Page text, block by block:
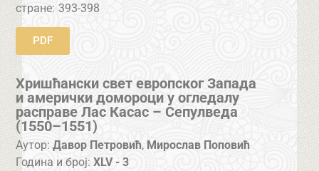
стране: 393-398
PDF
Хришћански свет европског Запада
и амерички домороци у огледалу
расправе Лас Касас – Сепулведа
(1550–1551)
Аутор: Давор Петровић, Мирослав Поповић
Година и број:XLV - 3